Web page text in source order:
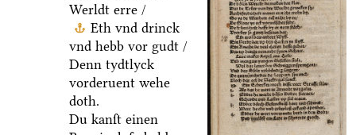
Werldt erre /
Eth vnd drinck
vnd hebb vor gudt /
Denn tydtlyck
vorderuent wehe
doth.
Du kanſt einen